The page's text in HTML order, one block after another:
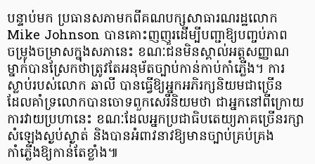
បន្ទាប់មក ប្រធានសភាមកពីគណបក្សសាធារណរដ្ឋលោក
Mike Johnson បានគោះញញួរដើម្បីបញ្ជាឱ្យបញ្ចប់ភាព
ចម្រូងចម្រាសក្នុងសភានេះ ខណៈជនមិនស្គាល់អត្តសញ្ញាណ
ម្នាក់បានស្រែកថាត្រូវតែអនុម័តច្បាប់កាន់កាប់កាំភ្លើង។ ការ
ស្លាប់របស់លោក ឆាលី បានធ្វើឱ្យអ្នកអភិរក្សនិយមជាច្រើន
ដែលគាំទ្រលោកបានចោទពួកសេរីនិយមថា ជាអ្នកនៅពីក្រោយ
ការវាយប្រហានេះ ខណៈដែលអ្នកប្រជាធិបតេយ្យភាគច្រើនរក្សា
សំឡេងស្ងប់ស្ងាត់ និងបានអំពាវនាវឱ្យមានច្បាប់គ្រប់គ្រង
កាំភ្លើងឱ្យកាន់តែខ្លាំង៕